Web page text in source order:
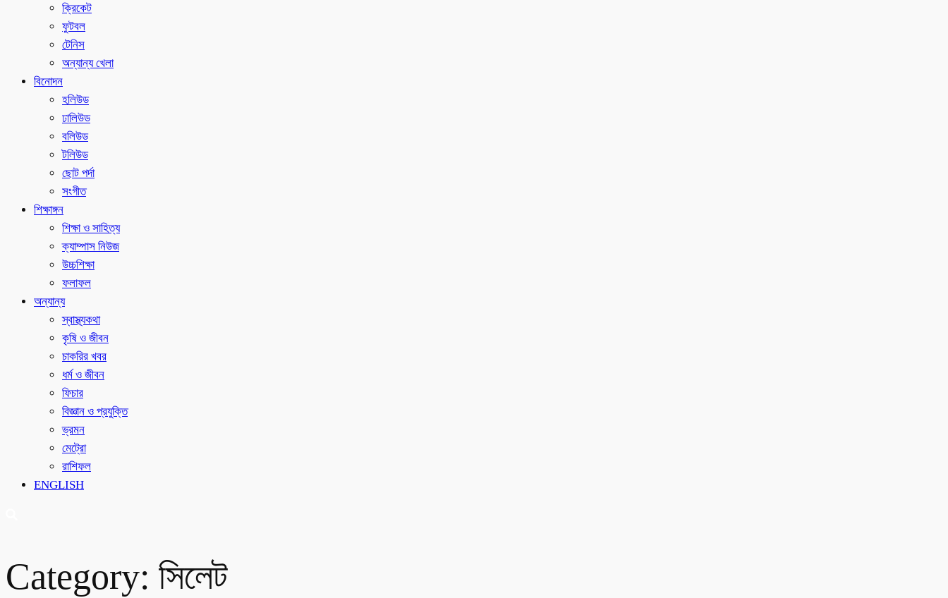
ক্রিকেট
ফুটবল
টেনিস
অন্যান্য খেলা
বিনোদন
হলিউড
ঢালিউড
বলিউড
টলিউড
ছোট পর্দা
সংগীত
শিক্ষাঙ্গন
শিক্ষা ও সাহিত্য
ক্যাম্পাস নিউজ
উচ্চশিক্ষা
ফলাফল
অন্যান্য
স্বাস্থ্যকথা
কৃষি ও জীবন
চাকরির খবর
ধর্ম ও জীবন
ফিচার
বিজ্ঞান ও প্রযুক্তি
ভ্রমন
মেট্রো
রাশিফল
ENGLISH
Category: সিলেট